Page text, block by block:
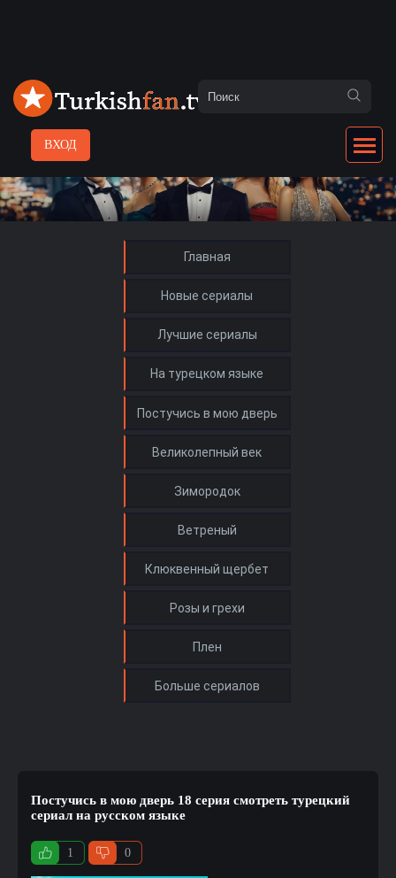
ВХОД
Главная
Новые сериалы
Лучшие сериалы
На турецком языке
Постучись в мою дверь 18 серия смотреть турецкий
сериал на русском языке
1 0